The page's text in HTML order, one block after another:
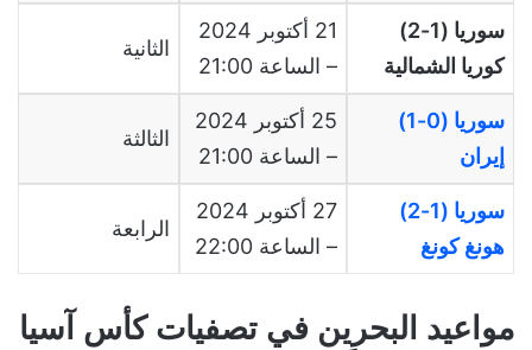
سوريا (1-2)
كوريا الشمالية
21 أكتوبر 2024
– الساعة 21:00
الثانية
سوريا (0-1)
إيران
25 أكتوبر 2024
– الساعة 21:00
الثالثة
سوريا (1-2)
هونغ كونغ
27 أكتوبر 2024
– الساعة 22:00
الرابعة
مواعيد البحرين في تصفيات كأس آسيا